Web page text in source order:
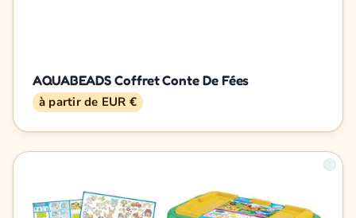
AQUABEADS Coffret Conte De Fées
à partir de EUR €